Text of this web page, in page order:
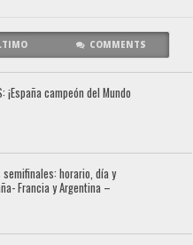
COMMENTS
¡España campeón del Mundo
horario, día y
Francia y Argentina –